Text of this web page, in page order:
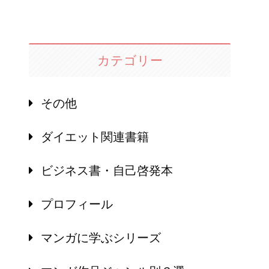
カテゴリー
その他
ダイエット関連書籍
ビジネス書・自己啓発本
プロフィール
マンガに学ぶシリーズ